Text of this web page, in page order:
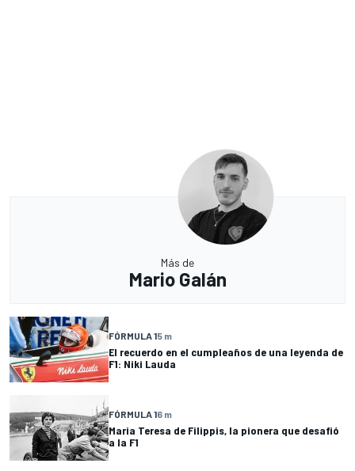
Más de
Mario Galán
FÓRMULA 15 m
El recuerdo en el cumpleaños de una leyenda de
F1: Niki Lauda
FÓRMULA 16 m
Maria Teresa de Filippis, la pionera que desafió
a la F1